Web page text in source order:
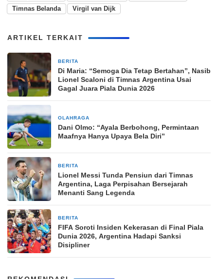
Timnas Belanda
Virgil van Dijk
ARTIKEL TERKAIT
BERITA
Di Maria: “Semoga Dia Tetap Bertahan”, Nasib
Lionel Scaloni di Timnas Argentina Usai
Gagal Juara Piala Dunia 2026
OLAHRAGA
Dani Olmo: “Ayala Berbohong, Permintaan
Maafnya Hanya Upaya Bela Diri”
BERITA
Lionel Messi Tunda Pensiun dari Timnas
Argentina, Laga Perpisahan Bersejarah
Menanti Sang Legenda
BERITA
FIFA Soroti Insiden Kekerasan di Final Piala
Dunia 2026, Argentina Hadapi Sanksi
Disipliner